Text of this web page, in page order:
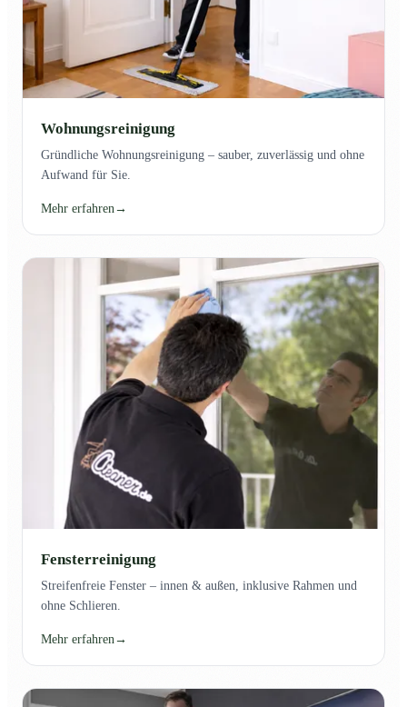
Wohnungsreinigung
Gründliche Wohnungsreinigung – sauber, zuverlässig und ohne
Aufwand für Sie.
Mehr erfahren →
Fensterreinigung
Streifenfreie Fenster – innen & außen, inklusive Rahmen und
ohne Schlieren.
Mehr erfahren→